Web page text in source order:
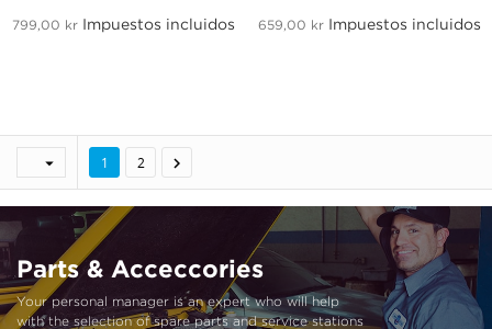
799,00 kr Impuestos incluidos 659,00 kr Impuestos incluidos
 1 2 
Parts & Acceccories
Your personal manager is an expert who will help
with the selection of spare parts and service stations